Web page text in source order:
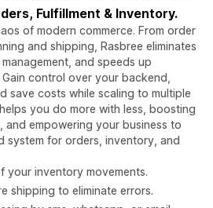
Fulfillment & Inventory.
of modern commerce. From order
and shipping, Rasbree eliminates
and speeds up
control over your backend,
save costs while scaling to multiple
you do more with less, boosting
empowering your business to
system for orders, inventory, and
your inventory movements.
shipping to eliminate errors.